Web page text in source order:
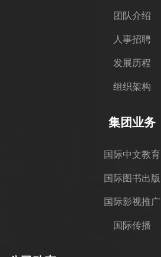
团队介绍
人事招聘
发展历程
组织架构
集团业务
国际中文教育
国际图书出版
国际影视推广
国际传播